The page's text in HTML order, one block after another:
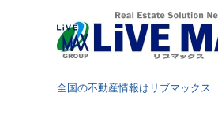
全国の不動産情報はリブマックス